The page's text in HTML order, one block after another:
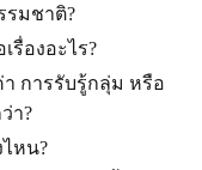
รมชาติ?
รื่องอะไร?
การรับรู้กลุ่ม หรือ
า?
หน?